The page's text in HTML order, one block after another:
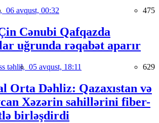
06 avqust, 00:32 475
Cənubi Qafqazda
uğrunda rəqabət aparır
təhlil, 05 avqust, 18:11 629
Orta Dəhliz: Qazaxıstan və
Xəzərin sahillərini fiber-
birləşdirdi